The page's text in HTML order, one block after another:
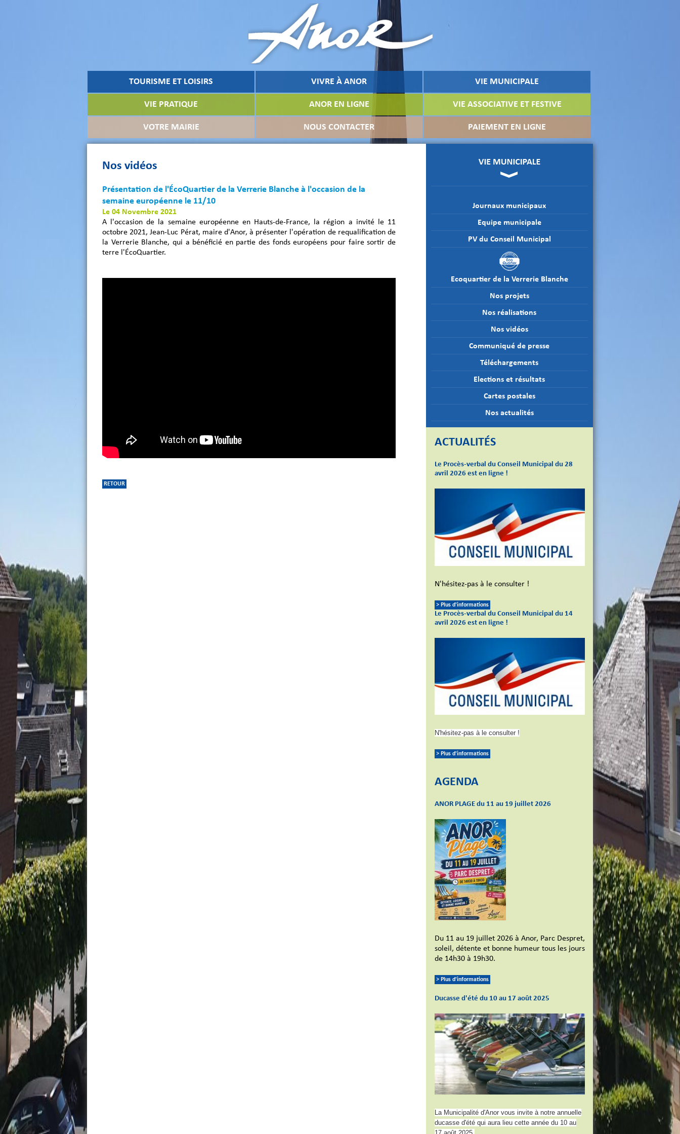
TOURISME ET LOISIRS VIVRE À ANOR VIE MUNICIPALE
VIE PRATIQUE ANOR EN LIGNE VIE ASSOCIATIVE ET FESTIVE
VOTRE MAIRIE NOUS CONTACTER PAIEMENT EN LIGNE
Journaux municipaux
Equipe municipale
PV du Conseil Municipal
Ecoquartier de la Verrerie Blanche
Nos projets
Nos réalisations
Nos vidéos
Communiqué de presse
Téléchargements
Elections et résultats
Cartes postales
Nos actualités
ACTUALITÉS
Le Procès-verbal du Conseil Municipal du 28
avril 2026 est en ligne !
N'hésitez-pas à le consulter !
> Plus d'informations
Le Procès-verbal du Conseil Municipal du 14
avril 2026 est en ligne !
N'hésitez-pas à le consulter !
> Plus d'informations
AGENDA
ANOR PLAGE du 11 au 19 juillet 2026
Du 11 au 19 juillet 2026 à Anor, Parc Despret,
soleil, détente et bonne humeur tous les jours
de 14h30 à 19h30.
> Plus d'informations
Ducasse d'été du 10 au 17 août 2025
La Municipalité d'Anor vous invite à notre annuelle
ducasse d'été qui aura lieu cette année du 10 au
Nos vidéos
Présentation de l'ÉcoQuartier de la Verrerie Blanche à l'occasion de la
semaine européenne le 11/10
Le 04 Novembre 2021
A l'occasion de la semaine européenne en Hauts-de-France, la région a invité le 11
octobre 2021, Jean-Luc Pérat, maire d'Anor, à présenter l'opération de requalification de
la Verrerie Blanche, qui a bénéficié en partie des fonds européens pour faire sortir de
terre l'ÉcoQuartier.
RETOUR